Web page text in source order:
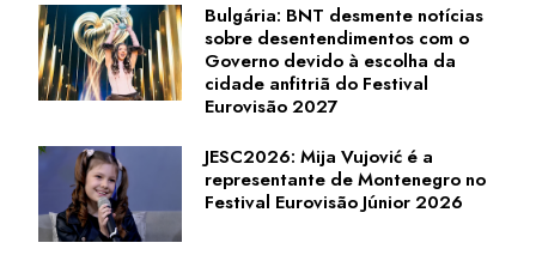
Bulgária: BNT desmente notícias
sobre desentendimentos com o
Governo devido à escolha da
cidade anfitriã do Festival
Eurovisão 2027
JESC2026: Mija Vujović é a
representante de Montenegro no
Festival Eurovisão Júnior 2026